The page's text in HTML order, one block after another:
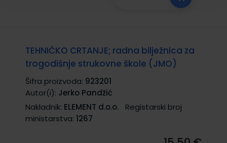
TEHNIČKO CRTANJE; radna bilježnica za
trogodišnje strukovne škole (JMO)
Šifra proizvoda: 923201
Autor(i): Jerko Pandžić
Nakladnik: ELEMENT d.o.o.
Registarski broj
ministarstva: 1267